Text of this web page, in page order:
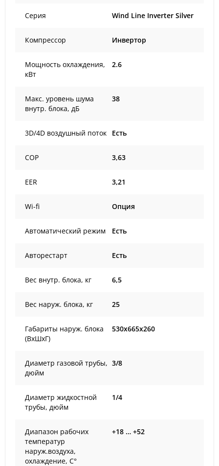
Серия Wind Line Inverter Silver
Компрессор Инвертор
Мощность охлаждения,
кВт
2.6
Макс. уровень шума
внутр. блока, дБ
38
3D/4D воздушный поток Есть
COP 3,63
EER 3,21
Wi-fi Опция
Автоматический режим Есть
Авторестарт Есть
Вес внутр. блока, кг 6,5
Вес наруж. блока, кг 25
Габариты наруж. блока
(ВxШxГ)
530x665x260
Диаметр газовой трубы,
дюйм
3/8
Диаметр жидкостной
трубы, дюйм
1/4
Диапазон рабочих
температур
наруж.воздуха,
охлаждение, С°
+18 … +52